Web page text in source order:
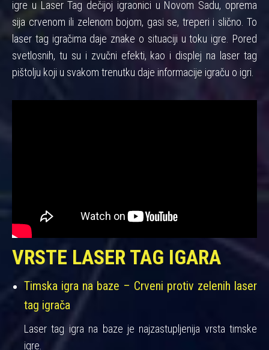
igre u Laser Tag dečijoj igraonici u Novom Sadu, oprema
sija crvenom ili zelenom bojom, gasi se, treperi i slično. To
laser tag igračima daje znake o situaciji u toku igre. Pored
svetlosnih, tu su i zvučni efekti, kao i displej na laser tag
pištolju koji u svakom trenutku daje informacije igraču o igri.
VRSTE LASER TAG IGARA
Timska igra na baze – Crveni protiv zelenih laser
tag igrača
Laser tag igra na baze je najzastupljenija vrsta timske
igre.